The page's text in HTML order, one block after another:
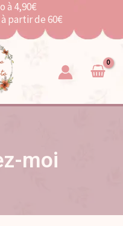
à 4,90€
partir de 60€
moi